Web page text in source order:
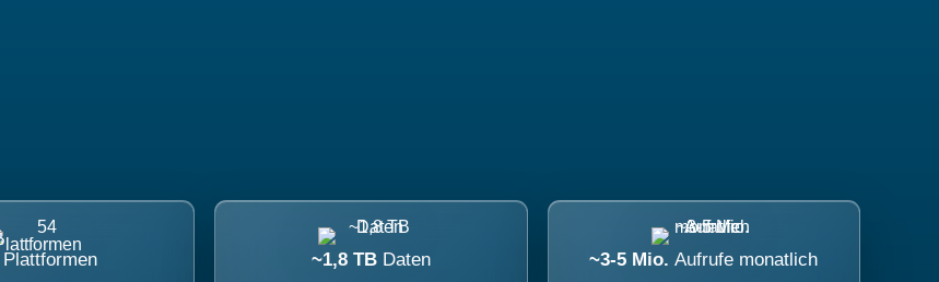
Plattformen ~1,8 TB Daten ~3-5 Mio.Aufrufe monatlich